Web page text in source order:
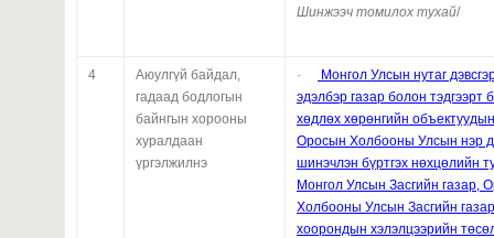
Шинжээч томилох тухай/
4
Аюулгүй байдал,
гадаад бодлогын
байнгын хорооны
хуралдаан
үргэлжилнэ
·
Монгол Улсын нутаг
эдэлбэр газар болон тэдгээрт
хөдлөх хөрөнгийн
Оросын Холбооны Улсын нэр
шинэчлэн бүртгэх нөхцөлийн
Монгол Улсын Засгийн газар,
Холбооны Улсын Засгийн газар
хоорондын хэлэлцээрийн